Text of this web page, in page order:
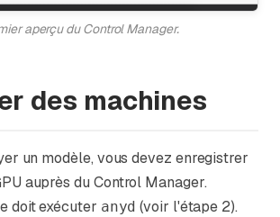
aperçu du Control Manager.
des machines
un modèle, vous devez enregistrer
auprès du Control Manager.
doit exécuter anyd (voir l'étape 2).